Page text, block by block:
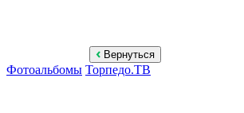
Вернуться
Фотоальбомы Торпедо.ТВ